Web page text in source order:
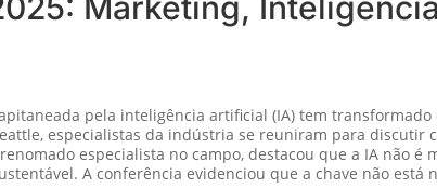
pela inteligência artificial (IA) tem
especialistas da indústria se reuniram para
especialista no campo, destacou que a IA não
A conferência evidenciou que a chave não está